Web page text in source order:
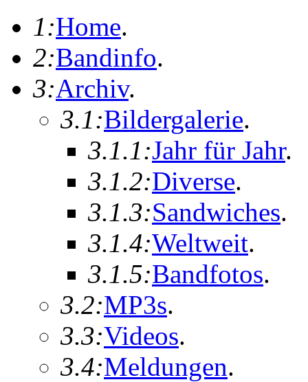
1:Home.
2:Bandinfo.
3:Archiv.
3.1:Bildergalerie.
3.1.1:Jahr für Jahr.
3.1.2:Diverse.
3.1.3:Sandwiches.
3.1.4:Weltweit.
3.1.5:Bandfotos.
3.2:MP3s.
3.3:Videos.
3.4:Meldungen.